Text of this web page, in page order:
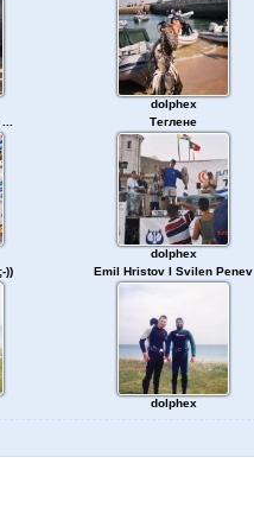
dolphex
Теглене
dolphex
)) Emil Hristov I Svilen Penev
dolphex